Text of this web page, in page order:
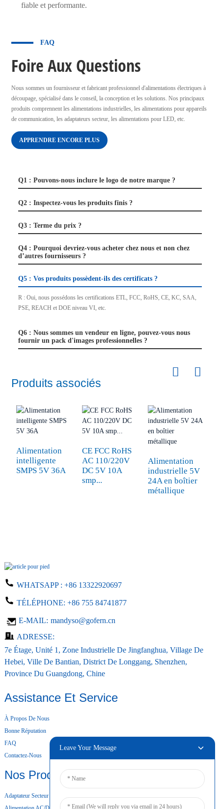
fiable et performante.
FAQ
Foire Aux Questions
Nous sommes un fournisseur et fabricant professionnel d'alimentations électriques à
découpage, spécialisé dans le conseil, la conception et les solutions. Nos principaux
produits comprennent les alimentations industrielles, les alimentations pour appareils
de communication, les adaptateurs secteur, les alimentations pour LED, etc.
APPRENDRE ENCORE PLUS
Q1 : Pouvons-nous inclure le logo de notre marque ?
Q2 : Inspectez-vous les produits finis ?
Q3 : Terme du prix ?
Q4 : Pourquoi devriez-vous acheter chez nous et non chez
d’autres fournisseurs ?
Q5 : Vos produits possèdent-ils des certificats ?
R : Oui, nous possédons les certifications ETL, FCC, RoHS, CE, KC, SAA,
PSE, REACH et DOE niveau VI, etc.
Q6 : Nous sommes un vendeur en ligne, pouvez-vous nous
fournir un pack d'images professionnelles ?
Produits associés
Alimentation
intelligente
SMPS 5V 36A
CE FCC RoHS
AC 110/220V
DC 5V 10A
smp...
Alimentation
industrielle 5V
24A en boîtier
métallique
WHATSAPP : +86 13322920697
TÉLÉPHONE: +86 755 84741877
E-MAIL: mandyso@gofern.cn
ADRESSE:
7e Étage, Unité 1, Zone Industrielle De Jingfanghua, Village De
Hebei, Ville De Bantian, District De Longgang, Shenzhen,
Province Du Guangdong, Chine
Assistance Et Service
À Propos De Nous
Bonne Réputation
FAQ
Contactez-Nous
Nos Produits
Adaptateur Secteur De Bureau
Leave Your Message